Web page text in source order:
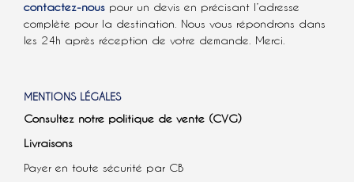
contactez-nous pour un devis en précisant l’adresse
complète pour la destination. Nous vous répondrons dans
les 24h après réception de votre demande. Merci.
MENTIONS LÉGALES
Consultez notre politique de vente (CVG)
Livraisons
Payer en toute sécurité par CB